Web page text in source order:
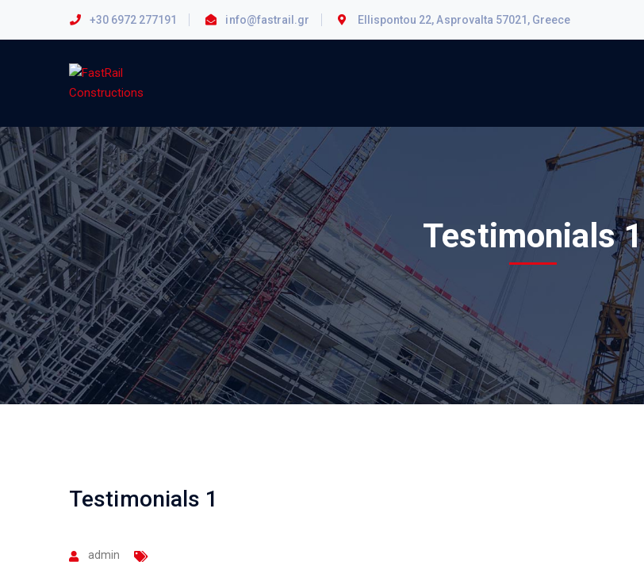
+30 6972 277191 info@fastrail.gr Ellispontou 22, Asprovalta 57021, Greece
Testimonials 1
Testimonials 1
admin